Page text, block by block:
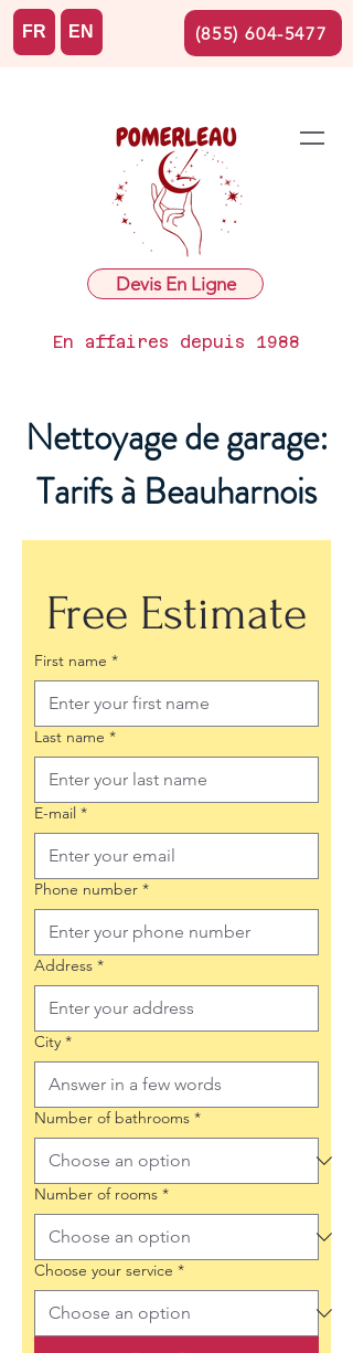
Devis En Ligne
En affaires depuis 1988
FR EN (855) 604-5477
Nettoyage de garage:
Tarifs à Beauharnois
Free Estimate
First name *
Last name *
E-mail *
Phone number *
Address *
City *
Number of bathrooms *
Number of rooms *
Choose your service *